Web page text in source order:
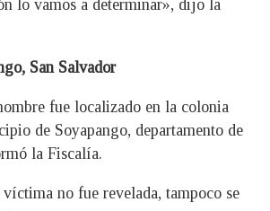
lo vamos a determinar», dijo la
San Salvador
fue localizado en la colonia
de Soyapango, departamento de
la Fiscalía.
no fue revelada, tampoco se